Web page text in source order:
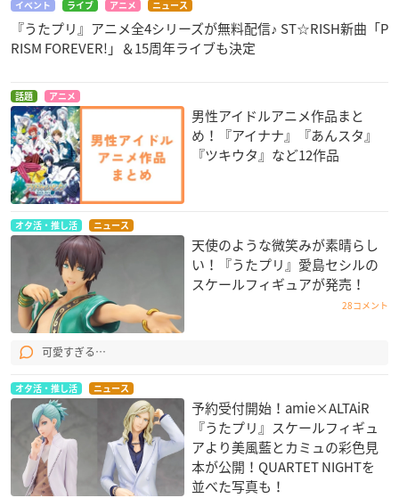
イベント ライブ アニメ ニュース
『うたプリ』アニメ全4シリーズが無料配信♪ ST☆RISH新曲「P
RISM FOREVER!」＆15周年ライブも決定
話題 アニメ
男性アイドルアニメ作品まと
め！『アイナナ』『あんスタ』
『ツキウタ』など12作品
オタ活・推し活 ニュース
天使のような微笑みが素晴らし
い！『うたプリ』愛島セシルの
スケールフィギュアが発売！
28コメント
可愛すぎる…
オタ活・推し活 ニュース
予約受付開始！amie×ALTAiR
『うたプリ』スケールフィギュ
アより美風藍とカミュの彩色見
本が公開！QUARTET NIGHT​を
並べた写真も！